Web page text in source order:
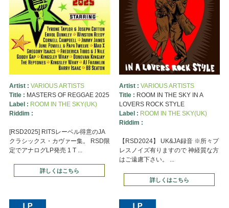
Artist : VARIOUS ARTISTS
Title : MASTERS OF REGGAE 2025
Label : ROOM IN THE SKY(UK)
Riddim :
[RSD2025] RITSレーベル得意のJA
クラシックス・カヴァー集。 RSD限
定でアナログLP発売 1 T ...
詳しくはこちら
Artist : VARIOUS ARTISTS
Title : ROOM IN THE SKY IN A
LOVERS ROCK STYLE
Label : ROOM IN THE SKY(UK)
Riddim :
【RSD2024】 UK&JA録音 ※所々プ
レスノイズ有りますので 神経質な方
はご遠慮下さい。 ...
詳しくはこちら